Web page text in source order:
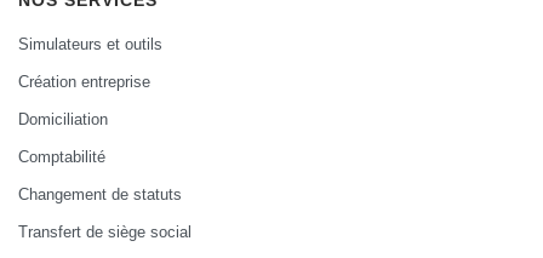
Simulateurs et outils
Création entreprise
Domiciliation
Comptabilité
Changement de statuts
Transfert de siège social